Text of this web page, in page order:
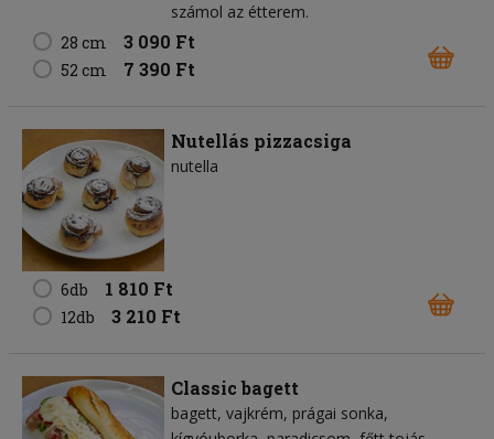
számol az étterem.
28 cm
3 090 Ft
52 cm 7 390 Ft
Nutellás pizzacsiga
nutella
6db 1 810 Ft
12db 3 210 Ft
Classic bagett
bagett vajkrém prágai sonka